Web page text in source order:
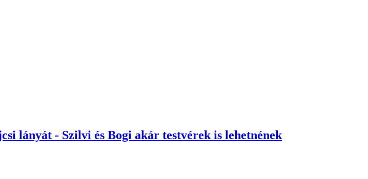
lányát - Szilvi és Bogi akár testvérek is lehetnének